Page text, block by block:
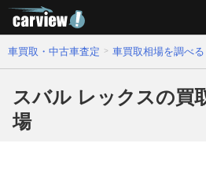
車買取・中古車査定 車買取相場を調べる
スバル レックスの買
場